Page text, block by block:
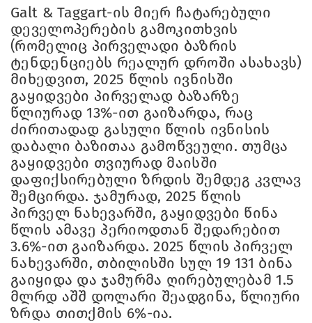
Galt & Taggart-ის მიერ ჩატარებული
დეველოპერების გამოკითხვის
(რომელიც პირველადი ბაზრის
ტენდენციებს რეალურ დროში ასახავს)
მიხედვით, 2025 წლის ივნისში
გაყიდვები პირველად ბაზარზე
წლიურად 13%-ით გაიზარდა, რაც
ძირითადად გასული წლის ივნისის
დაბალი ბაზითაა გამოწვეული. თუმცა
გაყიდვები თვიურად მაისში
დაფიქსირებული ზრდის შემდეგ კვლავ
შემცირდა. ჯამურად, 2025 წლის
პირველ ნახევარში, გაყიდვები წინა
წლის ამავე პერიოდთან შედარებით
3.6%-ით გაიზარდა. 2025 წლის პირველ
ნახევარში, თბილისში სულ 19 131 ბინა
გაიყიდა და ჯამურმა ღირებულებამ 1.5
მლრდ აშშ დოლარი შეადგინა, წლიური
ზრდა თითქმის 6%-ია.